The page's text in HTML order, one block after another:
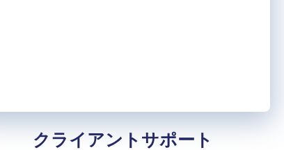
クライアントサポート